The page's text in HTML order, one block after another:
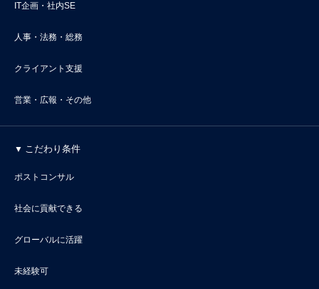
IT企画・社内SE
人事・法務・総務
クライアント支援
営業・広報・その他
こだわり条件
ポストコンサル
社会に貢献できる
グローバルに活躍
未経験可